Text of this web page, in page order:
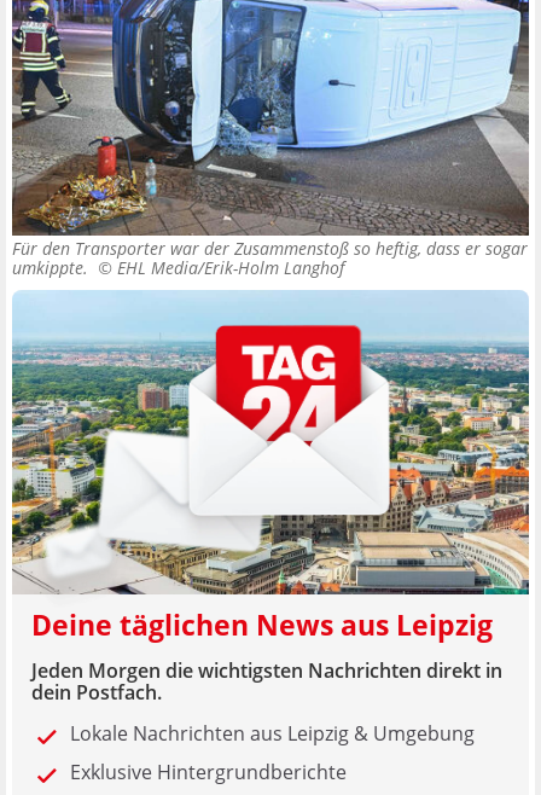
Für den Transporter war der Zusammenstoß so heftig, dass er sogar
umkippte. © EHL Media/Erik-Holm Langhof
Deine täglichen News aus Leipzig
Jeden Morgen die wichtigsten Nachrichten direkt in
dein Postfach.
Lokale Nachrichten aus Leipzig & Umgebung
Exklusive Hintergrundberichte